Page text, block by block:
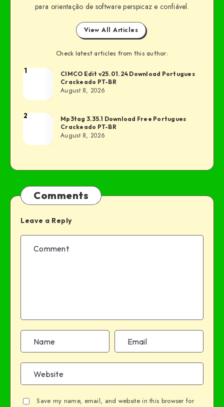
para orientação de software perspicaz e confiável.
View All Articles
Check latest articles from this author:
1
CIMCO Edit v25.01.24 Download Portugues
Crackeado PT-BR
August 8, 2026
2
Mp3tag 3.35.1 Download Free Portugues
Crackeado PT-BR
August 8, 2026
Comments
Leave a Reply
Save my name, email, and website in this browser for